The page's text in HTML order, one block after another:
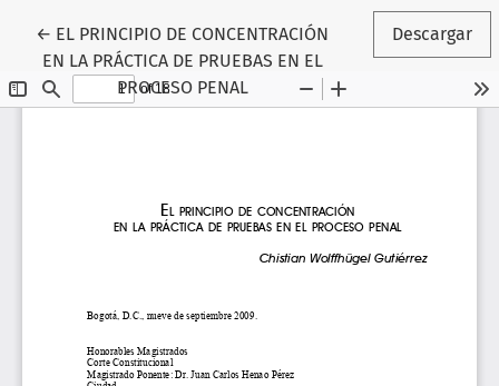
← Volver a los detalles del artículo
EL PRINCIPIO DE CONCENTRACIÓN
EN LA PRÁCTICA DE PRUEBAS EN EL
PROCESO PENAL
Descargar